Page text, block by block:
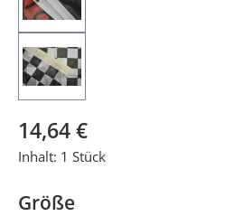
Regulärer Preis:
14,64 €
Inhalt: 1 Stück
Größeauswählen